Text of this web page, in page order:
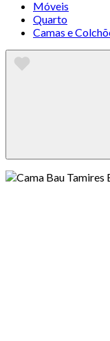
Móveis
Quarto
Camas e